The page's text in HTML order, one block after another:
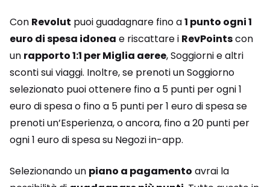
Con Revolut puoi guadagnare fino a1 punto ogni 1
euro di spesa idonea e riscattare i RevPointscon
un rapporto 1:1 per Miglia aeree, Soggiorni e altri
sconti sui viaggi. Inoltre, se prenoti un Soggiorno
selezionato puoi ottenere fino a 5 punti per ogni 1
euro di spesa o fino a 5 punti per 1 euro di spesa se
prenoti un’Esperienza, o ancora, fino a 20 punti per
ogni 1 euro di spesa su Negozi in-app.
Selezionando un piano a pagamento avrai la